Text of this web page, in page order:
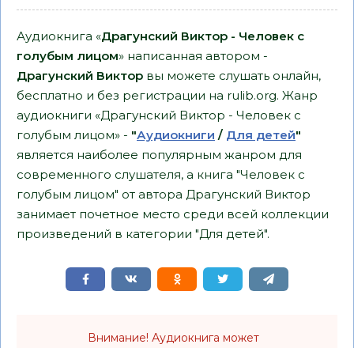
Аудиокнига «Драгунский Виктор - Человек с
голубым лицом» написанная автором -
Драгунский Виктор вы можете слушать онлайн,
бесплатно и без регистрации на rulib.org. Жанр
аудиокниги «Драгунский Виктор - Человек с
голубым лицом» - "Аудиокниги / Для детей"
является наиболее популярным жанром для
современного слушателя, а книга "Человек с
голубым лицом" от автора Драгунский Виктор
занимает почетное место среди всей коллекции
произведений в категории "Для детей".
Внимание! Аудиокнига может